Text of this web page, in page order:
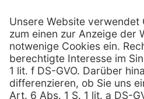
DE 1 4993 3301
Rechtliche